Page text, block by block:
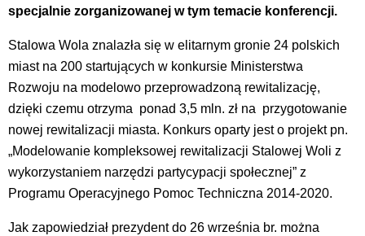
specjalnie zorganizowanej w tym temacie konferencji.
Stalowa Wola znalazła się w elitarnym gronie 24 polskich
miast na 200 startujących w konkursie Ministerstwa
Rozwoju na modelowo przeprowadzoną rewitalizację,
dzięki czemu otrzyma ponad 3,5 mln. zł na przygotowanie
nowej rewitalizacji miasta. Konkurs oparty jest o projekt pn.
„Modelowanie kompleksowej rewitalizacji Stalowej Woli z
wykorzystaniem narzędzi partycypacji społecznej” z
Programu Operacyjnego Pomoc Techniczna 2014-2020.
Jak zapowiedział prezydent do 26 września br. można